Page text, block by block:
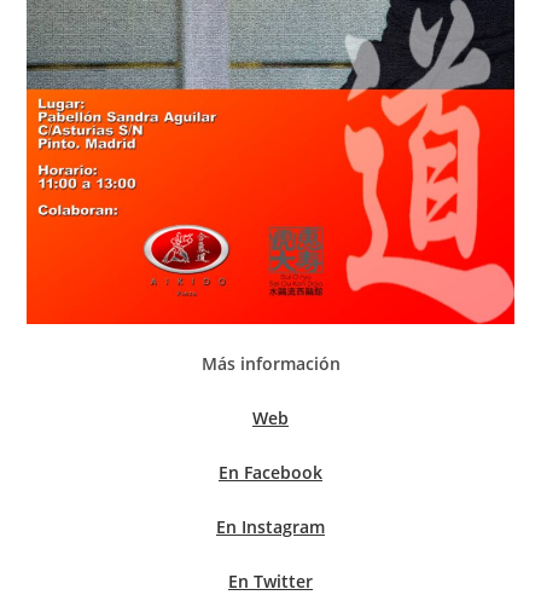
Más información
Web
En Facebook
En Instagram
En Twitter